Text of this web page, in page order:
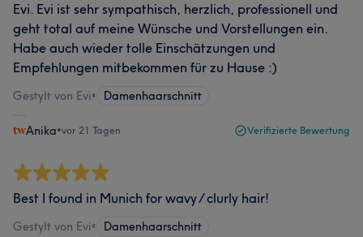
Evi. Evi ist sehr sympathisch, herzlich, professionell und
geht total auf meine Wünsche und Vorstellungen ein.
Habe auch wieder tolle Einschätzungen und
Empfehlungen mitbekommen für zu Hause :)
Gestylt von Evi• Damenhaarschnitt
Anika•vor 21 Tagen Verifizierte Bewertung
Best I found in Munich for wavy / clurly hair!
Gestylt von Evi• Damenhaarschnitt